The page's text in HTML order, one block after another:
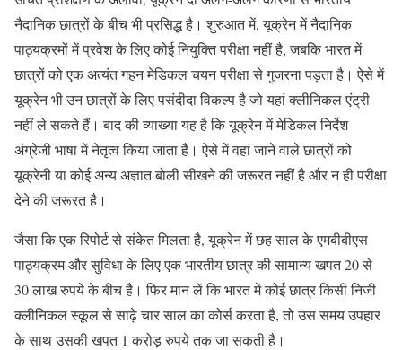
नैदानिक ​​​​छात्रों के बीच भी प्रसिद्ध है। शुरुआत में, यूक्रेन में नैदानिक ​​
पाठ्यक्रमों में प्रवेश के लिए कोई नियुक्ति परीक्षा नहीं है, जबकि भारत में
छात्रों को एक अत्यंत गहन मेडिकल ​​चयन परीक्षा से गुजरना पड़ता है। ऐसे में
यूक्रेन भी उन छात्रों के लिए पसंदीदा विकल्प है जो यहां क्लीनिकल एंट्री
नहीं ले सकते हैं। बाद की व्याख्या यह है कि यूक्रेन में मेडिकल ​​निर्देश
अंग्रेजी भाषा में नेतृत्व किया जाता है। ऐसे में वहां जाने वाले छात्रों को
यूक्रेनी या कोई अन्य अज्ञात बोली सीखने की जरूरत नहीं है और न ही परीक्षा
देने की जरूरत है।
जैसा कि एक रिपोर्ट से संकेत मिलता है, यूक्रेन में छह साल के एमबीबीएस
पाठ्यक्रम और सुविधा के लिए एक भारतीय छात्र की सामान्य खपत 20 से
30 लाख रुपये के बीच है। फिर मान लें कि भारत में कोई छात्र किसी निजी
क्लीनिकल स्कूल से साढ़े चार साल का कोर्स करता है, तो उस समय उपहार
के साथ उसकी खपत 1 करोड़ रुपये तक जा सकती है।